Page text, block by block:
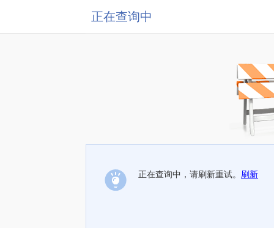
正在查询中
正在查询中，请刷新重试。 刷新